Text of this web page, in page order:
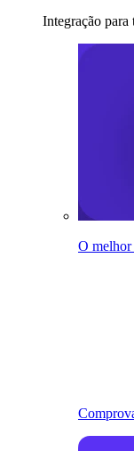
Integração para
O